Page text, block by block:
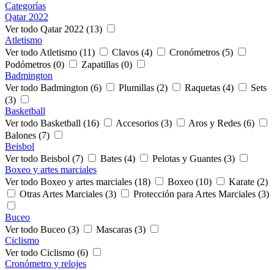
Categorías
Qatar 2022
Ver todo Qatar 2022 (13)
Atletismo
Ver todo Atletismo (11)
Clavos (4)
Cronómetros (5)
Podómetros (0)
Zapatillas (0)
Badmington
Ver todo Badmington (6)
Plumillas (2) Raquetas (4)
Sets
(3)
Basketball
Ver todo Basketball (16)
Accesorios (3)
Aros y Redes (6)
Balones (7)
Beisbol
Ver todo Beisbol (7)
Bates (4)
Pelotas y Guantes (3)
Boxeo y artes marciales
Ver todo Boxeo y artes marciales (18)
Boxeo (10)
Karate (2)
Otras Artes Marciales (3)
Protección para Artes Marciales (3)
Buceo
Ver todo Buceo (3)
Mascaras (3)
Ciclismo
Ver todo Ciclismo (6)
Cronómetro y relojes